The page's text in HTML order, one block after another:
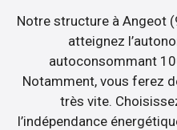
Notre structure à Angeot
atteignez
autoconsommant
Notamment, vous ferez
très vite.
l’indépendance